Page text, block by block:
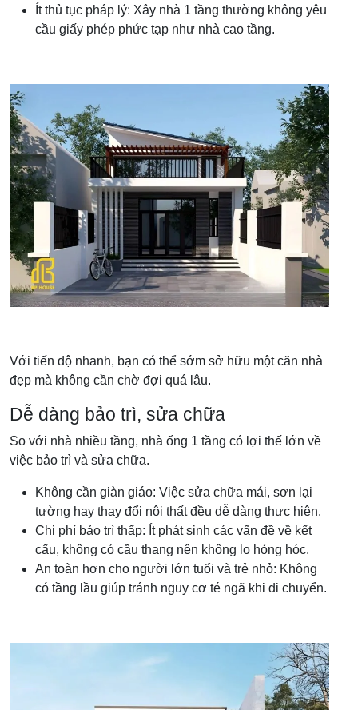
Ít thủ tục pháp lý: Xây nhà 1 tầng thường không yêu
cầu giấy phép phức tạp như nhà cao tầng.
Với tiến độ nhanh, bạn có thể sớm sở hữu một căn nhà
đẹp mà không cần chờ đợi quá lâu.
Dễ dàng bảo trì, sửa chữa
So với nhà nhiều tầng, nhà ống 1 tầng có lợi thế lớn về
việc bảo trì và sửa chữa.
Không cần giàn giáo: Việc sửa chữa mái, sơn lại
tường hay thay đổi nội thất đều dễ dàng thực hiện.
Chi phí bảo trì thấp: Ít phát sinh các vấn đề về kết
cấu, không có cầu thang nên không lo hỏng hóc.
An toàn hơn cho người lớn tuổi và trẻ nhỏ: Không
có tầng lầu giúp tránh nguy cơ té ngã khi di chuyển.